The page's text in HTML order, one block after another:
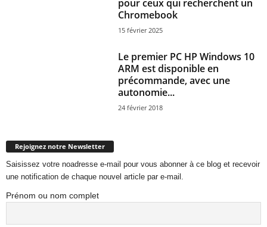
pour ceux qui recherchent un
Chromebook
15 février 2025
Le premier PC HP Windows 10
ARM est disponible en
précommande, avec une
autonomie...
24 février 2018
Rejoignez notre Newsletter
Saisissez votre noadresse e-mail pour vous abonner à ce blog et recevoir
une notification de chaque nouvel article par e-mail.
Prénom ou nom complet